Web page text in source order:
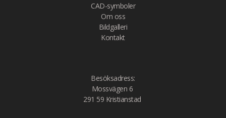
CAD-symboler
Om oss
Bildgalleri
Kontakt
Besöksadress:
Mossvägen 6
291 59 Kristianstad